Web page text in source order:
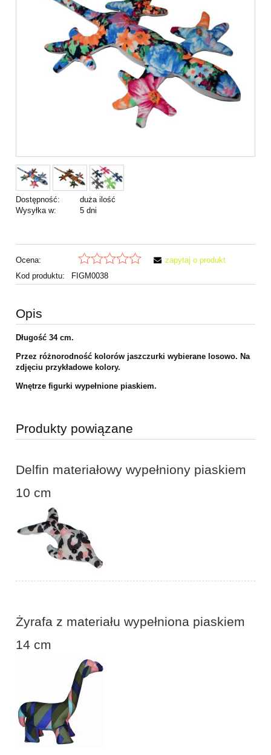
Dostępność:
duża ilość
Wysyłka w:
5 dni
Ocena:
Kod produktu:
FIGM0038
zapytaj o produkt
Opis
Długość 34 cm.
Przez różnorodność kolorów jaszczurki wybierane losowo. Na
zdjęciu przykładowe kolory.
Wnętrze figurki wypełnione piaskiem.
Produkty powiązane
Delfin materiałowy wypełniony piaskiem
10 cm
Żyrafa z materiału wypełniona piaskiem
14 cm